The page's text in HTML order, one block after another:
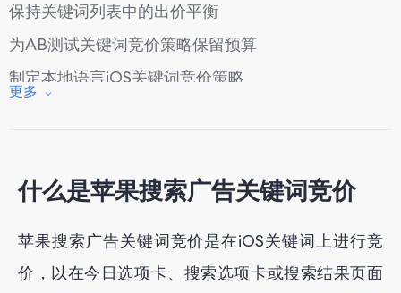
保持关键词列表中的出价平衡
为AB测试关键词竞价策略保留预算
制定本地语言iOS关键词竞价策略
为什么持续优化苹果搜索广告关键词竞价至关重要
通过FoxData获得专业的应用营销服务
更多
什么是苹果搜索广告关键词竞价
苹果搜索广告关键词竞价是在iOS关键词上进行竞
价，以在今日选项卡、搜索选项卡或搜索结果页面